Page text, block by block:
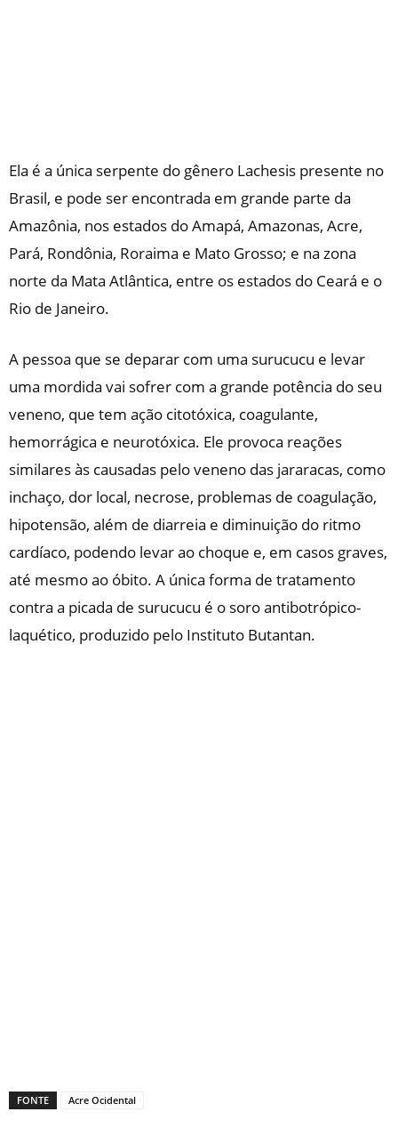
Ela é a única serpente do gênero Lachesis presente no
Brasil, e pode ser encontrada em grande parte da
Amazônia, nos estados do Amapá, Amazonas, Acre,
Pará, Rondônia, Roraima e Mato Grosso; e na zona
norte da Mata Atlântica, entre os estados do Ceará e o
Rio de Janeiro.
A pessoa que se deparar com uma surucucu e levar
uma mordida vai sofrer com a grande potência do seu
veneno, que tem ação citotóxica, coagulante,
hemorrágica e neurotóxica. Ele provoca reações
similares às causadas pelo veneno das jararacas, como
inchaço, dor local, necrose, problemas de coagulação,
hipotensão, além de diarreia e diminuição do ritmo
cardíaco, podendo levar ao choque e, em casos graves,
até mesmo ao óbito. A única forma de tratamento
contra a picada de surucucu é o soro antibotrópico-
laquético, produzido pelo Instituto Butantan.
FONTE Acre Ocidental